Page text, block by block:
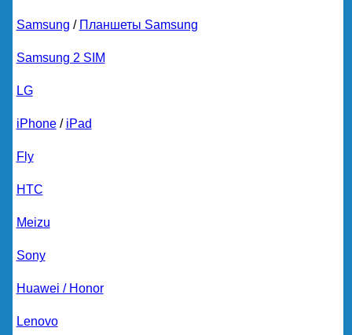
Samsung / Планшеты Samsung
Samsung 2 SIM
LG
iPhone/ iPad
Fly
HTC
Meizu
Sony
Huawei / Honor
Lenovo